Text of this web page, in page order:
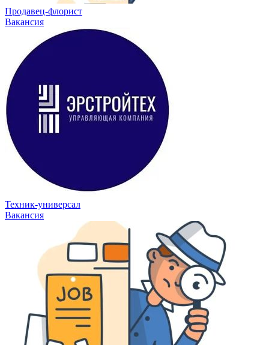
Продавец-флорист
Вакансия
Техник-универсал
Вакансия